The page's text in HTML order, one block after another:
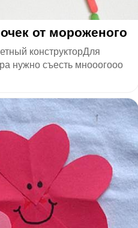
от мороженого
конструкторДля
нужно съесть мнооогооо